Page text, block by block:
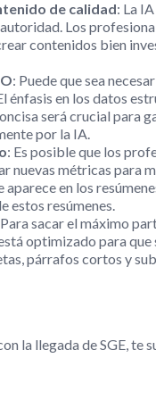
de calidad: La
Los
contenidos bien
: Puede que sea
énfasis en los datos
será crucial para
por la IA.
: Es posible que los
nuevas métricas para
en los
estos resúmenes.
sacar el máximo
optimizado para que
párrafos cortos y
la llegada de SGE, te